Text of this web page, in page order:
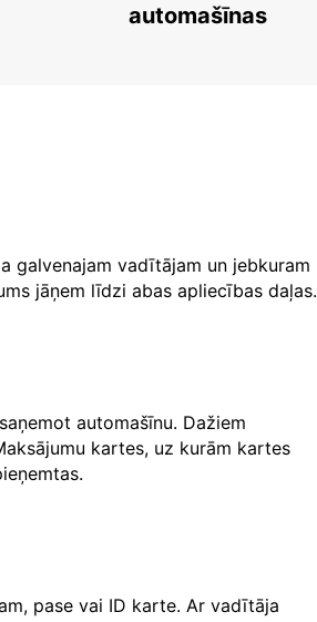
automašīnas
galvenajam vadītājam un jebkuram
jāņem līdzi abas apliecības daļas.
automašīnu. Dažiem
kartes, uz kurām kartes
pase vai ID karte. Ar vadītāja